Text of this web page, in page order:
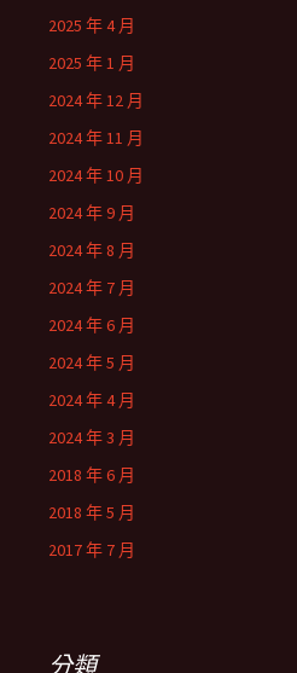
2025 年 4 月
2025 年 1 月
2024 年 12 月
2024 年 11 月
2024 年 10 月
2024 年 9 月
2024 年 8 月
2024 年 7 月
2024 年 6 月
2024 年 5 月
2024 年 4 月
2024 年 3 月
2018 年 6 月
2018 年 5 月
2017 年 7 月
分類